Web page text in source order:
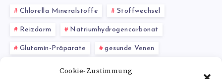
Cookie-Zustimmung
Chlorella Mineralstoffe Stoffwechsel
Reizdarm Natriumhydrogencarbonat
Glutamin-Präparate gesunde Venen
Beta-Carotin Lebensmittel